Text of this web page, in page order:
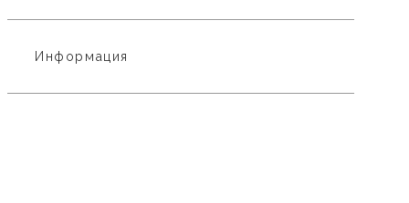
Информация